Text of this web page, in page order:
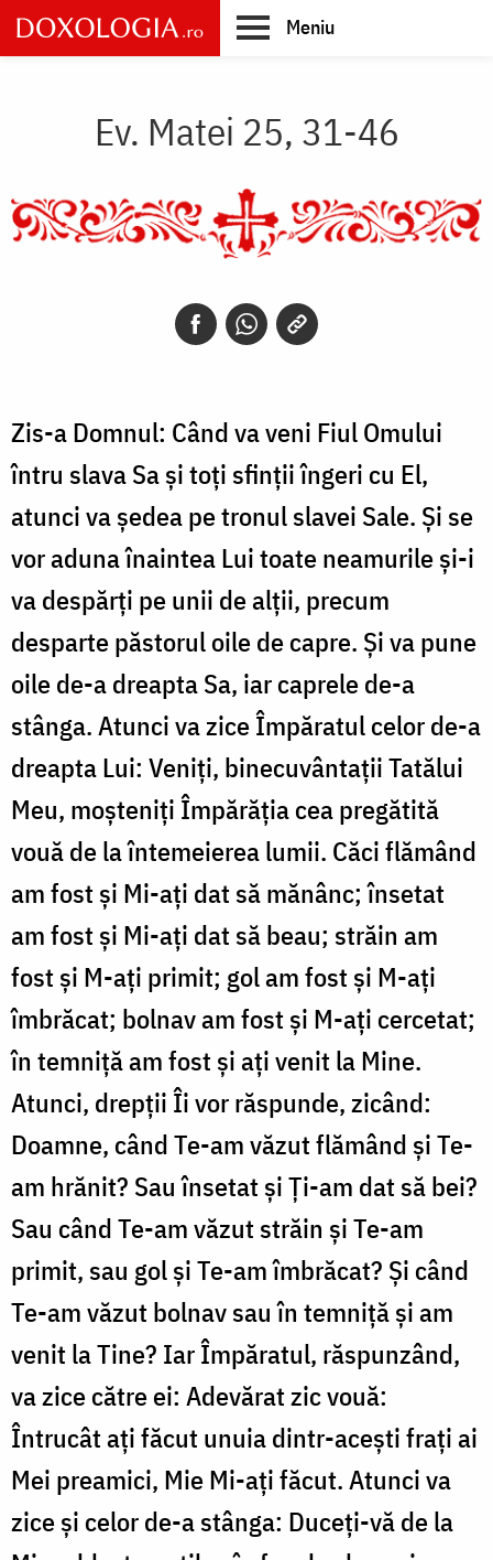
Skip
to
main
Meniu
Ev. Matei 25, 31-46
Zis-a Domnul: Când va veni Fiul Omului
întru slava Sa și toți sfinții îngeri cu El,
atunci va ședea pe tronul slavei Sale. Și se
vor aduna înaintea Lui toate neamurile și-i
va despărți pe unii de alții, precum
desparte păstorul oile de capre. Și va pune
oile de-a dreapta Sa, iar caprele de-a
stânga. Atunci va zice Împăratul celor de-a
dreapta Lui: Veniți, binecuvântații Tatălui
Meu, moșteniți Împărăția cea pregătită
vouă de la întemeierea lumii. Căci flămând
am fost și Mi-ați dat să mănânc; însetat
am fost și Mi-ați dat să beau; străin am
fost și M-ați primit; gol am fost și M-ați
îmbrăcat; bolnav am fost și M-ați cercetat;
în temniță am fost și ați venit la Mine.
Atunci, drepții Îi vor răspunde, zicând:
Doamne, când Te-am văzut flămând și Te-
am hrănit? Sau însetat și Ți-am dat să bei?
Sau când Te-am văzut străin și Te-am
primit, sau gol și Te-am îmbrăcat? Și când
Te-am văzut bolnav sau în temniță și am
venit la Tine? Iar Împăratul, răspunzând,
va zice către ei: Adevărat zic vouă:
Întrucât ați făcut unuia dintr-acești frați ai
Mei preamici, Mie Mi-ați făcut. Atunci va
zice și celor de-a stânga: Duceți-vă de la